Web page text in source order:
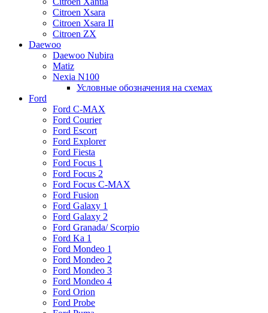
Citroen Xsara
Citroen Xsara II
Citroen ZX
Daewoo
Daewoo Nubira
Matiz
Nexia N100
Условные обозначения на схемах
Ford
Ford C-MAX
Ford Courier
Ford Escort
Ford Explorer
Ford Fiesta
Ford Focus 1
Ford Focus 2
Ford Focus C-MAX
Ford Fusion
Ford Galaxy 1
Ford Galaxy 2
Ford Granada/ Scorpio
Ford Ka 1
Ford Mondeo 1
Ford Mondeo 2
Ford Mondeo 3
Ford Mondeo 4
Ford Orion
Ford Probe